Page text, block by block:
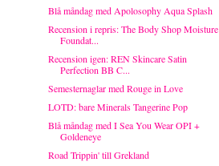
Blå måndag med Apolosophy Aqua Splash
Recension i repris: The Body Shop Moisture
Foundat...
Recension igen: REN Skincare Satin
Perfection BB C...
Semesternaglar med Rouge in Love
LOTD: bare Minerals Tangerine Pop
Blå måndag med I Sea You Wear OPI +
Goldeneye
Road Trippin' till Grekland